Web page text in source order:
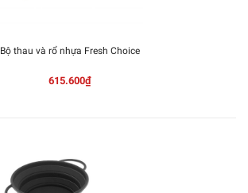
Bộ thau và rổ nhựa Fresh Choice
615.600₫